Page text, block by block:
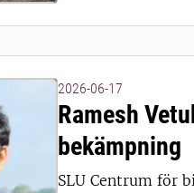
2026-06-17
Ramesh
bekämpning
SLU Centrum för